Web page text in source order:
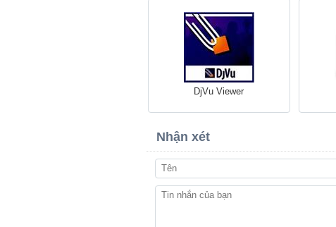
DjVu Viewer
Nhận xét